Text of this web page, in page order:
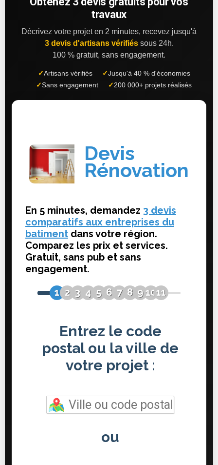
travaux
Décrivez votre projet en 2 minutes, recevez jusqu'à
3 devis d'artisans vérifiéssous 24h.
100 % gratuit, sans engagement.
✓Artisans vérifiés ✓Jusqu'à 40 % d'économies
✓Sans engagement ✓200 000+ projets réalisés